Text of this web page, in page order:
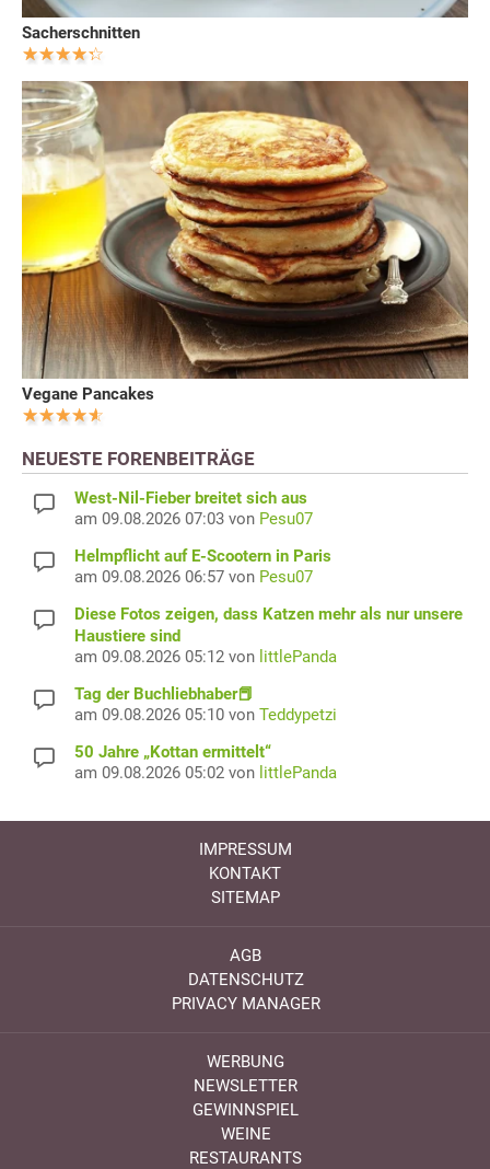
Sacherschnitten
Vegane Pancakes
NEUESTE FORENBEITRÄGE
West-Nil-Fieber breitet sich aus
am 09.08.2026 07:03 von Pesu07
Helmpflicht auf E-Scootern in Paris
am 09.08.2026 06:57 von Pesu07
Diese Fotos zeigen, dass Katzen mehr als nur unsere
Haustiere sind
am 09.08.2026 05:12 von littlePanda
Tag der Buchliebhaber📕
am 09.08.2026 05:10 von Teddypetzi
50 Jahre „Kottan ermittelt“
am 09.08.2026 05:02 von littlePanda
IMPRESSUM
KONTAKT
SITEMAP
AGB
DATENSCHUTZ
PRIVACY MANAGER
WERBUNG
NEWSLETTER
GEWINNSPIEL
WEINE
RESTAURANTS